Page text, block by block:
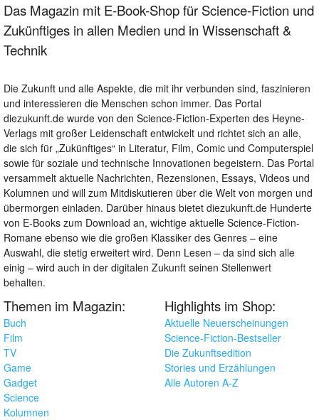
Das Magazin mit E-Book-Shop für Science-Fiction und
Zukünftiges in allen Medien und in Wissenschaft &
Technik
Die Zukunft und alle Aspekte, die mit ihr verbunden sind, faszinieren
und interessieren die Menschen schon immer. Das Portal
diezukunft.de wurde von den Science-Fiction-Experten des Heyne-
Verlags mit großer Leidenschaft entwickelt und richtet sich an alle,
die sich für „Zukünftiges“ in Literatur, Film, Comic und Computerspiel
sowie für soziale und technische Innovationen begeistern. Das Portal
versammelt aktuelle Nachrichten, Rezensionen, Essays, Videos und
Kolumnen und will zum Mitdiskutieren über die Welt von morgen und
übermorgen einladen. Darüber hinaus bietet diezukunft.de Hunderte
von E-Books zum Download an, wichtige aktuelle Science-Fiction-
Romane ebenso wie die großen Klassiker des Genres – eine
Auswahl, die stetig erweitert wird. Denn Lesen – da sind sich alle
einig – wird auch in der digitalen Zukunft seinen Stellenwert
behalten.
Themen im Magazin:
Buch
Film
TV
Game
Gadget
Science
Kolumnen
Highlights im Shop:
Aktuelle Neuerscheinungen
Science-Fiction-Bestseller
Die Zukunftsedition
Stories und Erzählungen
Alle Autoren A-Z